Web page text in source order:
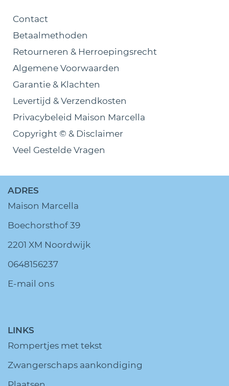
Contact
Betaalmethoden
Retourneren & Herroepingsrecht
Algemene Voorwaarden
Garantie & Klachten
Levertijd & Verzendkosten
Privacybeleid Maison Marcella
Copyright © & Disclaimer
Veel Gestelde Vragen
ADRES
Maison Marcella
Boechorsthof 39
2201 XM Noordwijk
0648156237
E-mail ons
LINKS
Rompertjes met tekst
Zwangerschaps aankondiging